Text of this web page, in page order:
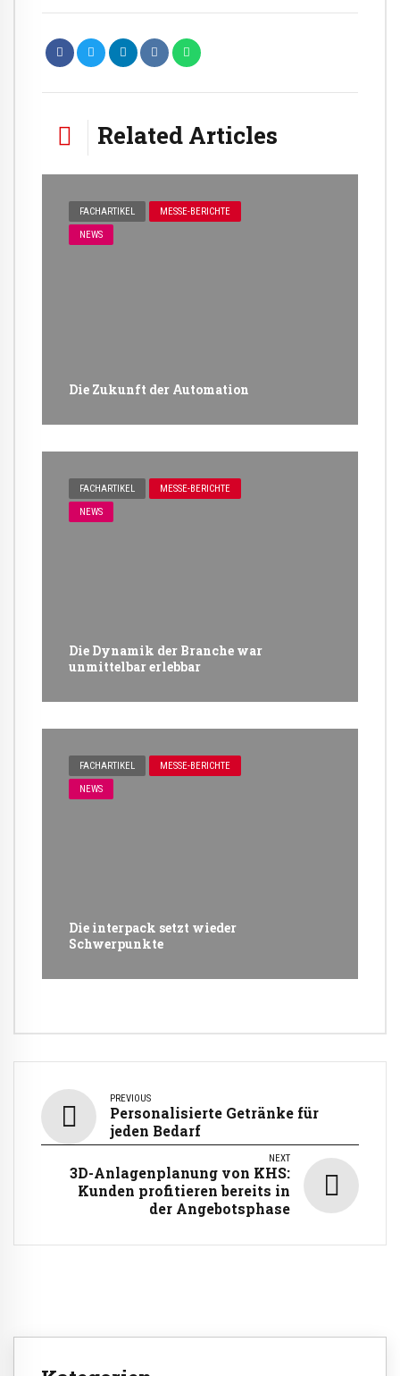
Related Articles
FACHARTIKEL MESSE-BERICHTE
NEWS
Die Zukunft der Automation
FACHARTIKEL MESSE-BERICHTE
NEWS
Die Dynamik der Branche war
unmittelbar erlebbar
FACHARTIKEL MESSE-BERICHTE
NEWS
Die interpack setzt wieder
Schwerpunkte
PREVIOUS
Personalisierte Getränke für
jeden Bedarf
NEXT
3D-Anlagenplanung von KHS:
Kunden profitieren bereits in
der Angebotsphase